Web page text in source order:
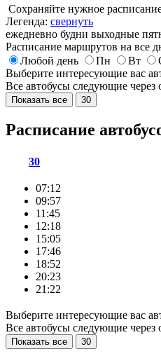
Сохраняйте нужное
Легенда: свернуть
ежедневно будни выходные
Расписание маршрутов на все
Любой день
Пн Вт
Выберите интересующие вас
Все автобусы следующие через
Показать все
30
Расписание
30
07:12
09:57
11:45
12:18
15:05
17:46
18:52
20:23
21:22
Выберите интересующие вас
Все автобусы следующие через
Показать все
30